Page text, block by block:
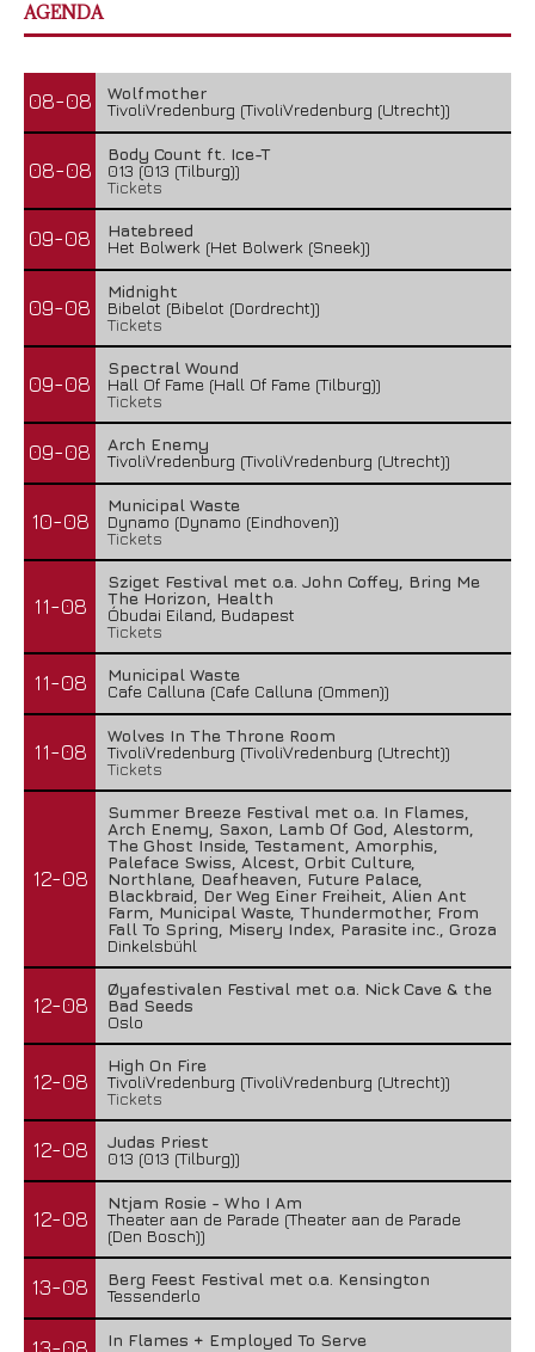
AGENDA
08-08
Wolfmother
TivoliVredenburg (TivoliVredenburg (Utrecht))
08-08
Body Count ft. Ice-T
013 (013 (Tilburg))
Tickets
09-08
Hatebreed
Het Bolwerk (Het Bolwerk (Sneek))
09-08
Midnight
Bibelot (Bibelot (Dordrecht))
Tickets
09-08
Spectral Wound
Hall Of Fame (Hall Of Fame (Tilburg))
Tickets
09-08
Arch Enemy
TivoliVredenburg (TivoliVredenburg (Utrecht))
10-08
Municipal Waste
Dynamo (Dynamo (Eindhoven))
Tickets
11-08
Sziget Festival met o.a. John Coffey, Bring Me
The Horizon, Health
Óbudai Eiland, Budapest
Tickets
11-08
Municipal Waste
Cafe Calluna (Cafe Calluna (Ommen))
11-08
Wolves In The Throne Room
TivoliVredenburg (TivoliVredenburg (Utrecht))
Tickets
12-08
Summer Breeze Festival met o.a. In Flames,
Arch Enemy, Saxon, Lamb Of God, Alestorm,
The Ghost Inside, Testament, Amorphis,
Paleface Swiss, Alcest, Orbit Culture,
Northlane, Deafheaven, Future Palace,
Blackbraid, Der Weg Einer Freiheit, Alien Ant
Farm, Municipal Waste, Thundermother, From
Fall To Spring, Misery Index, Parasite inc., Groza
Dinkelsbühl
12-08
Øyafestivalen Festival met o.a. Nick Cave & the
Bad Seeds
Oslo
12-08
High On Fire
TivoliVredenburg (TivoliVredenburg (Utrecht))
Tickets
12-08
Judas Priest
013 (013 (Tilburg))
12-08
Ntjam Rosie - Who I Am
Theater aan de Parade (Theater aan de Parade
(Den Bosch))
13-08
Berg Feest Festival met o.a. Kensington
Tessenderlo
In Flames + Employed To Serve